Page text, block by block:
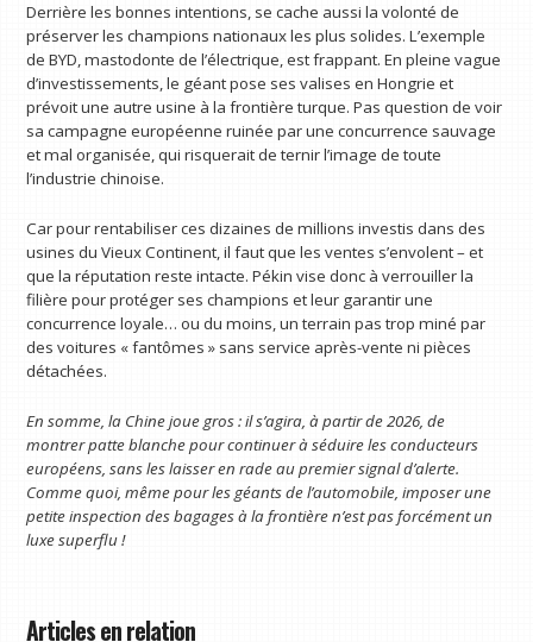
Derrière les bonnes intentions, se cache aussi la volonté de
préserver les champions nationaux les plus solides. L’exemple
de BYD, mastodonte de l’électrique, est frappant. En pleine vague
d’investissements, le géant pose ses valises en Hongrie et
prévoit une autre usine à la frontière turque. Pas question de voir
sa campagne européenne ruinée par une concurrence sauvage
et mal organisée, qui risquerait de ternir l’image de toute
l’industrie chinoise.
Car pour rentabiliser ces dizaines de millions investis dans des
usines du Vieux Continent, il faut que les ventes s’envolent – et
que la réputation reste intacte. Pékin vise donc à verrouiller la
filière pour protéger ses champions et leur garantir une
concurrence loyale… ou du moins, un terrain pas trop miné par
des voitures « fantômes » sans service après-vente ni pièces
détachées.
En somme, la Chine joue gros : il s’agira, à partir de 2026, de
montrer patte blanche pour continuer à séduire les conducteurs
européens, sans les laisser en rade au premier signal d’alerte.
Comme quoi, même pour les géants de l’automobile, imposer une
petite inspection des bagages à la frontière n’est pas forcément un
luxe superflu !
Articles en relation